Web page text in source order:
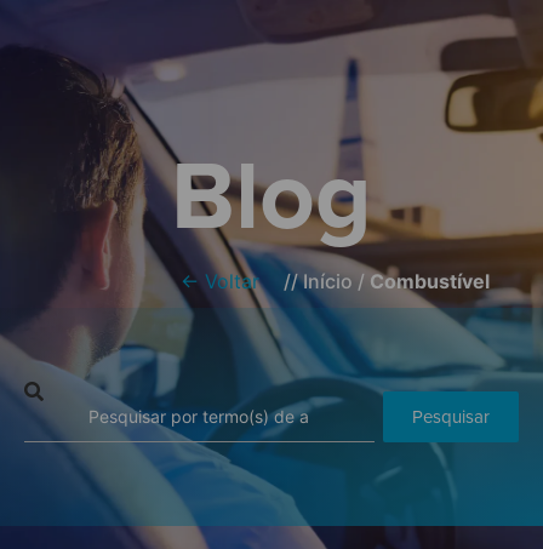
Blog
← Voltar //Início / Combustível
Pesquisar